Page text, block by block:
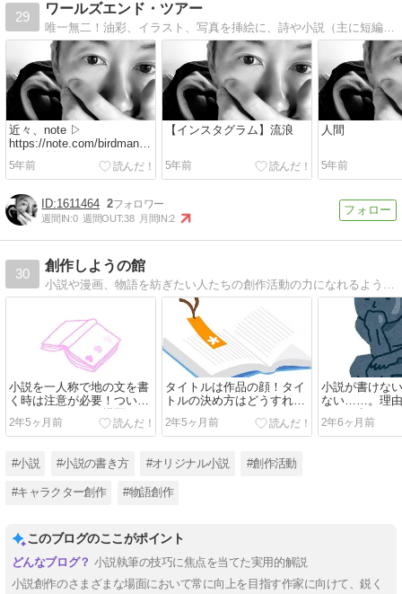
29
ワールズエンド・ツアー
唯一無二！油彩、イラスト、写真を挿絵に、詩や小説（主に短編読切）を連日更新中です。
近々、note ▷
https://note.com/birdmanbilly
にて、創作...
5年前
【インスタグラム】流浪
5年前
人間
5年前
1611464 2
週間IN:0 週間OUT:38 月間IN:2
30
創作しようの館
小説や漫画、物語を紡ぎたい人たちの創作活動の力になれるように色々有益な情報を発信するブログです。
小説を一人称で地の文を書
く時は注意が必要！ついや
ってしまいがちな描写
2年5ヶ月前
タイトルは作品の顔！タイ
トルの決め方はどうすれば
いい？
2年5ヶ月前
小説が書けな
ない……。理由
ゃんと考えて
2年6ヶ月前
#小説 #小説の書き方 #オリジナル小説 #創作活動
#キャラクター創作 #物語創作
このブログのここがポイント
小説執筆の技巧に焦点を当てた実用的解説
小説創作のさまざまな場面において常に向上を目指す作家に向けて、鋭く